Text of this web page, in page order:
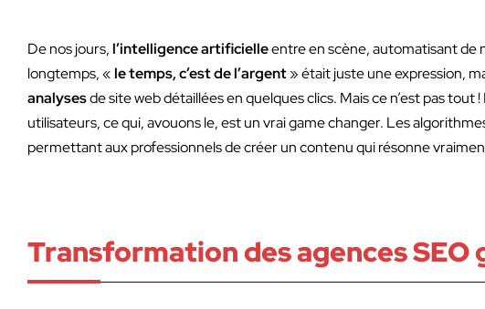
De nos jours,l’intelligence artificielleentre en scène, automatisant de
longtemps, «letemps, c’est de l’argent» était juste une expression,
analysesde site web détaillées en quelques clics. Mais ce n’est pas tout
utilisateurs, ce qui, avouons le, est un vrai game changer. Les
permettant aux professionnels de créer un contenu qui résonne
Transformation des agences SEO